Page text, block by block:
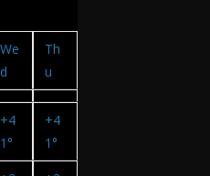
We
d
Th
u
+4
1°
+4
1°